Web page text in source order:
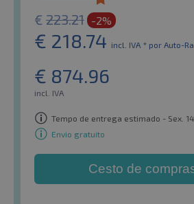
€ 223.21 -2%
€ 218.74 incl. IVA * por Auto-
€ 874.96
incl. IVA
Tempo de entrega estimado - Sex.
Envio gratuito
Cesto de